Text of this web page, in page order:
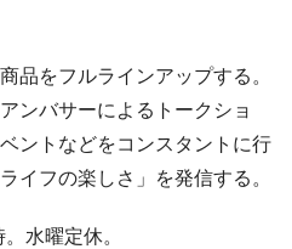
品をフルラインアップする。
ンバサーによるトークショ
ントなどをコンスタントに行
イフの楽しさ」を発信する。
水曜定休。